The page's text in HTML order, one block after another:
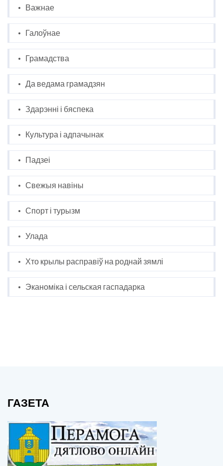
Важнае
Галоўнае
Грамадства
Да ведама грамадзян
Здарэнні і бяспека
Культура і адпачынак
Падзеі
Свежыя навіны
Спорт і турызм
Улада
Хто крылы расправіў на роднай зямлі
Эканоміка і сельская гаспадарка
ГАЗЕТА